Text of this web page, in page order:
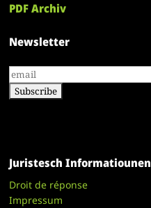
PDF Archiv
Newsletter
Juristesch Informatiounen
Droit de réponse
Impressum